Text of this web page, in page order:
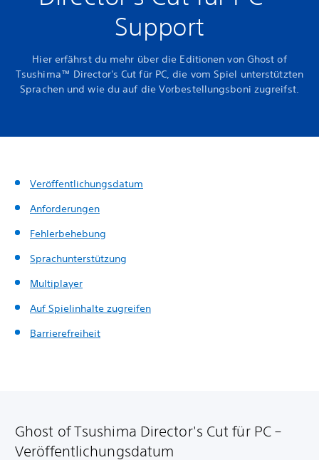
Support
Hier erfährst du mehr über die Editionen von Ghost of
Tsushima™ Director's Cut für PC, die vom Spiel unterstützten
Sprachen und wie du auf die Vorbestellungsboni zugreifst.
Veröffentlichungsdatum
Anforderungen
Fehlerbehebung
Sprachunterstützung
Multiplayer
Auf Spielinhalte zugreifen
Barrierefreiheit
Ghost of Tsushima Director's Cut für PC –
Veröffentlichungsdatum